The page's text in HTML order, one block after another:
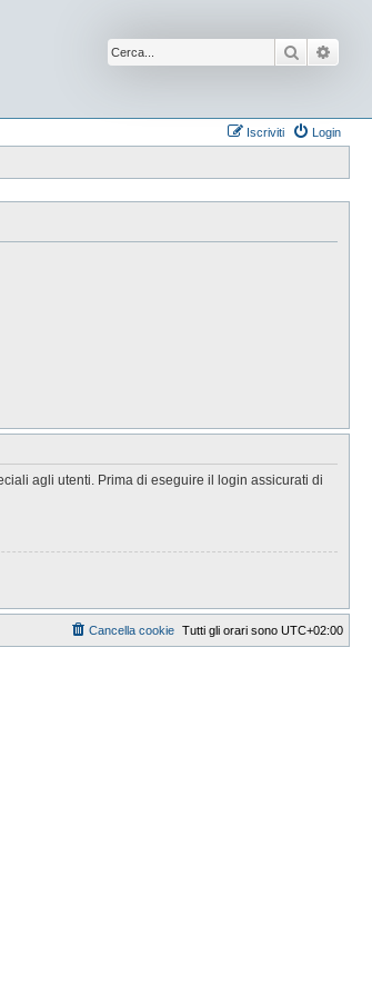
Cerca
Login
Iscriviti
agli utenti. Prima di eseguire il login assicurati di
Tutti gli orari sono UTC+02:00
Cancella cookie